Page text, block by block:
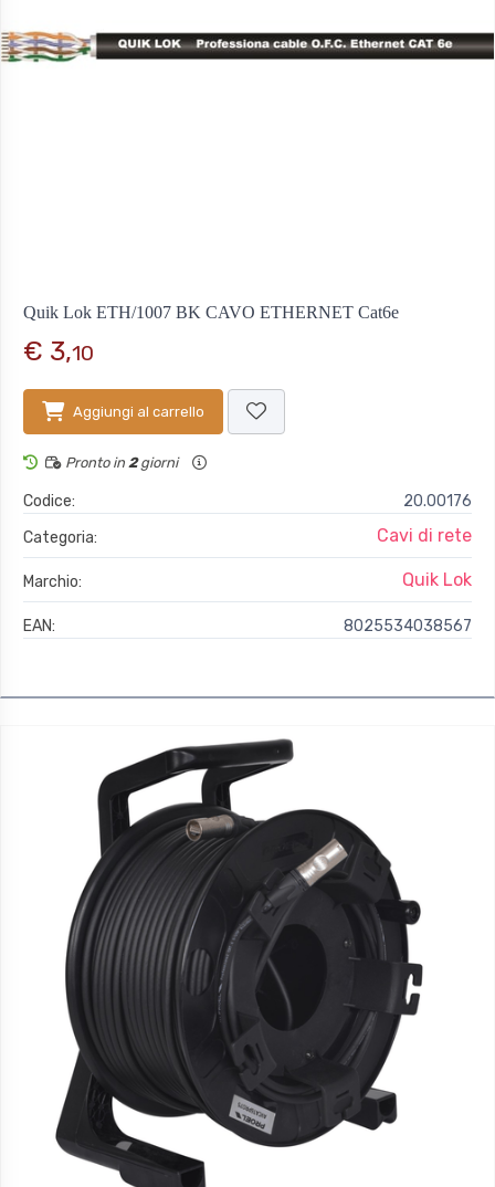
Quik Lok ETH/1007 BK CAVO ETHERNET Cat6e
€ 3,10
Aggiungi al carrello
Pronto in 2giorni
Codice:
20.00176
Categoria:
Cavi di rete
Marchio: Quik Lok
EAN: 8025534038567